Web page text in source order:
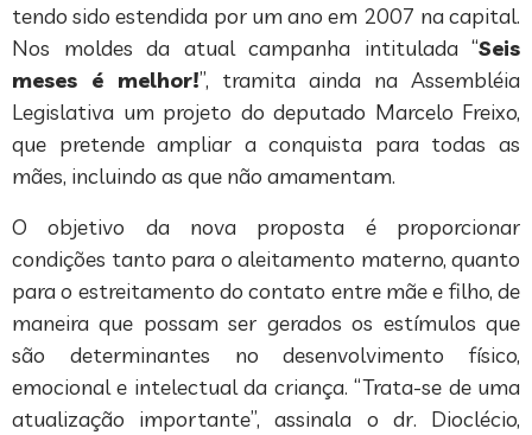
tendo sido estendida por um ano em 2007 na capital.
Nos moldes da atual campanha intitulada “Seis
meses é melhor!”, tramita ainda na Assembléia
Legislativa um projeto do deputado Marcelo Freixo,
que pretende ampliar a conquista para todas as
mães, incluindo as que não amamentam.
O objetivo da nova proposta é proporcionar
condições tanto para o aleitamento materno, quanto
para o estreitamento do contato entre mãe e filho, de
maneira que possam ser gerados os estímulos que
são determinantes no desenvolvimento físico,
emocional e intelectual da criança. “Trata-se de uma
atualização importante”, assinala o dr. Dioclécio,